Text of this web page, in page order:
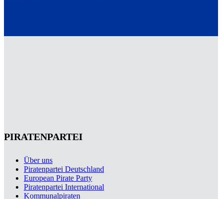
PIRATENPARTEI
Über uns
Piratenpartei Deutschland
European Pirate Party
Piratenpartei International
Kommunalpiraten